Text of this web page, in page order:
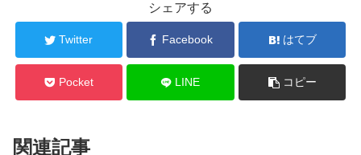
シェアする
Twitter Facebook はてブ
Pocket LINE コピー
関連記事